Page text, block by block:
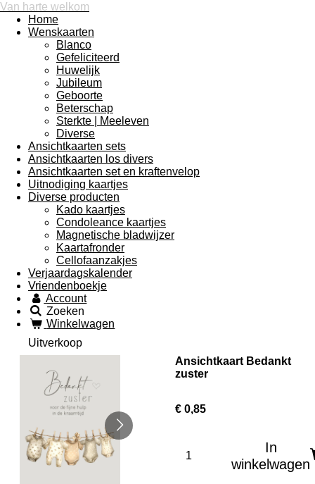
Van harte welkom
Home
Wenskaarten
Blanco
Gefeliciteerd
Huwelijk
Jubileum
Geboorte
Beterschap
Sterkte | Meeleven
Diverse
Ansichtkaarten sets
Ansichtkaarten los divers
Ansichtkaarten set en kraftenvelop
Uitnodiging kaartjes
Diverse producten
Kado kaartjes
Condoleance kaartjes
Magnetische bladwijzer
Kaartafronder
Cellofaanzakjes
Verjaardagskalender
Vriendenboekje
Account
Zoeken
Winkelwagen
Uitverkoop
Ansichtkaart Bedankt
zuster
€ 0,85
In
winkelwagen